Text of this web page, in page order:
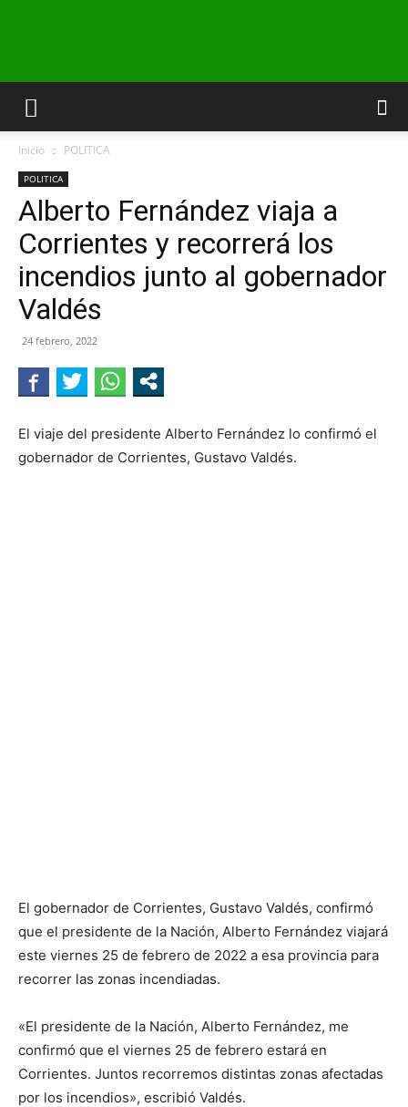
INFO24
NEGRO
Inicio POLITICA
POLITICA
Alberto Fernández viaja a
Corrientes y recorrerá los
incendios junto al gobernador
Valdés
24 febrero, 2022
El viaje del presidente Alberto Fernández lo confirmó el
gobernador de Corrientes, Gustavo Valdés.
El gobernador de Corrientes, Gustavo Valdés, confirmó
que el presidente de la Nación, Alberto Fernández viajará
este viernes 25 de febrero de 2022 a esa provincia para
recorrer las zonas incendiadas.
«El presidente de la Nación, Alberto Fernández, me
confirmó que el viernes 25 de febrero estará en
Corrientes. Juntos recorremos distintas zonas afectadas
por los incendios», escribió Valdés.